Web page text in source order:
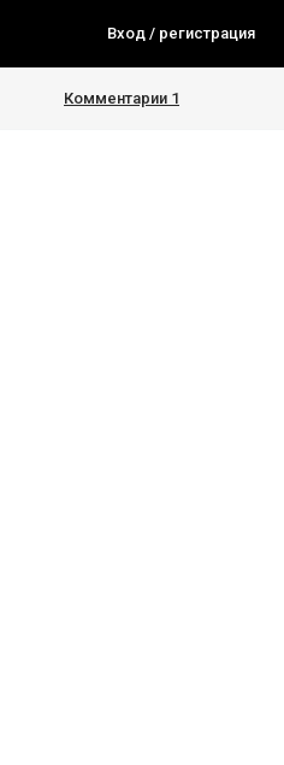
Вход / регистрация
Комментарии 1